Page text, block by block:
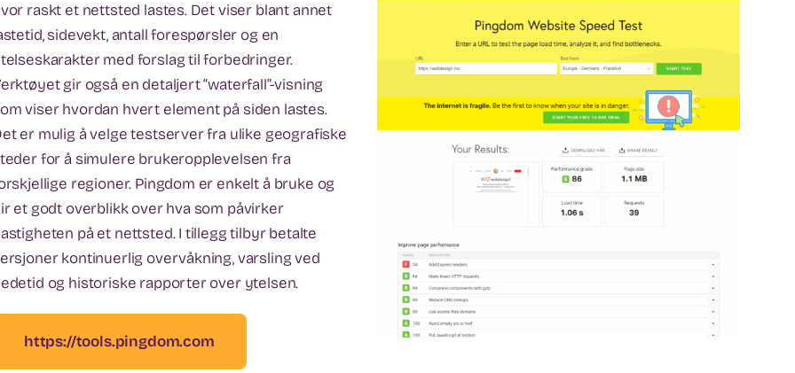
raskt et nettsted lastes. Det viser blant annet
sidevekt, antall forespørsler og en
med forslag til forbedringer.
gir også en detaljert “waterfall”-visning
viser hvordan hvert element på siden lastes.
er mulig å velge testserver fra ulike geografiske
for å simulere brukeropplevelsen fra
regioner. Pingdom er enkelt å bruke og
et godt overblikk over hva som påvirker
på et nettsted. I tillegg tilbyr betalte
kontinuerlig overvåkning, varsling ved
og historiske rapporter over ytelsen.
https://tools.pingdom.com